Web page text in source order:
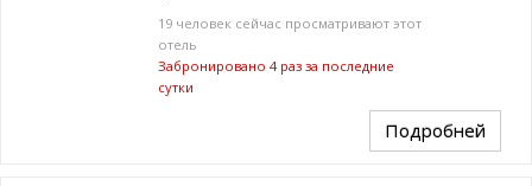
19 человек сейчас просматривают этот
отель
Забронировано 4 раз за последние
сутки
Подробней